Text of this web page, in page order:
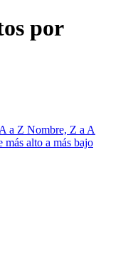
por
a Z Nombre, Z a A
más alto a más bajo